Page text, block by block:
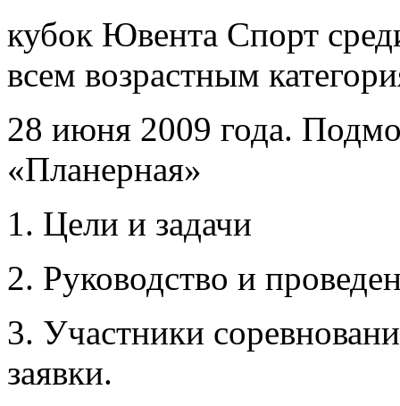
кубок Ювента Спорт
всем возрастным
28 июня 2009 года.
«Планерная»
1. Цели и задачи
2. Руководство и
3. Участники
заявки.